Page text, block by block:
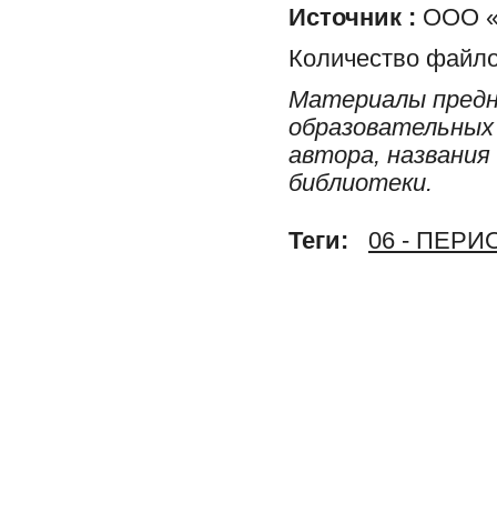
Источник : ООО
Количество
Материалы
автора,
библиотеки.
Теги: 06 -